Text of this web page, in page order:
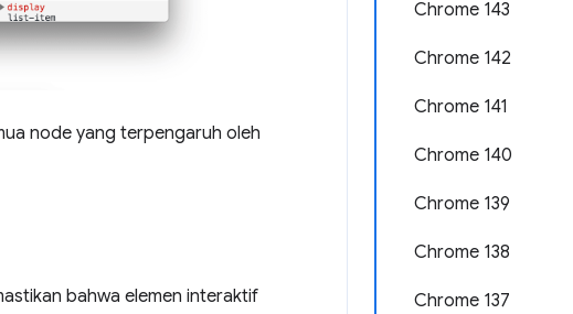
Chrome 143
Chrome 142
Chrome 141
Chrome 140
Chrome 139
Chrome 138
Chrome 137
node yang terpengaruh oleh
bahwa elemen interaktif